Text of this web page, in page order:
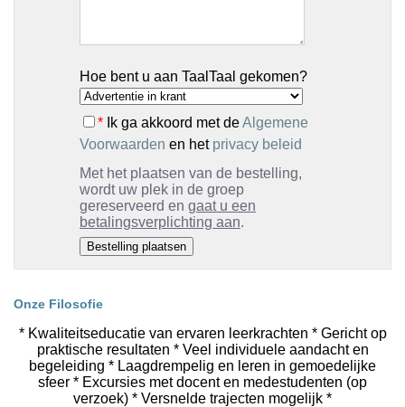
Hoe bent u aan TaalTaal gekomen?
* Ik ga akkoord met deAlgemene
Voorwaarden en het privacy beleid
Met het plaatsen van de bestelling,
wordt uw plek in de groep
gereserveerd en gaat u een
betalingsverplichting aan.
Onze Filosofie
* Kwaliteitseducatie van ervaren leerkrachten * Gericht op
praktische resultaten * Veel individuele aandacht en
begeleiding * Laagdrempelig en leren in gemoedelijke
sfeer * Excursies met docent en medestudenten (op
verzoek) * Versnelde trajecten mogelijk *